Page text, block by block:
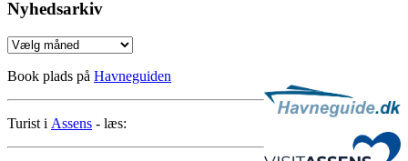
Nyhedsarkiv
Nyhedsarkiv
Book plads på Havneguiden
Turist i Assens - læs: